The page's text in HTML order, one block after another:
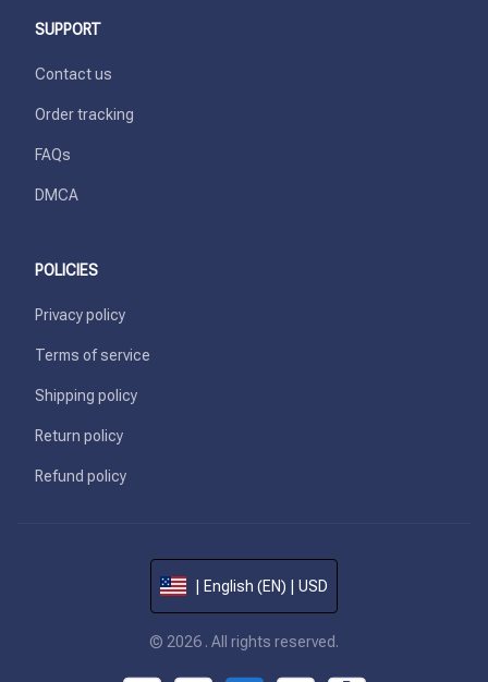
SUPPORT
Contact us
Order tracking
FAQs
DMCA
POLICIES
Privacy policy
Terms of service
Shipping policy
Return policy
Refund policy
| English (EN) | USD
© 2026 . All rights reserved.